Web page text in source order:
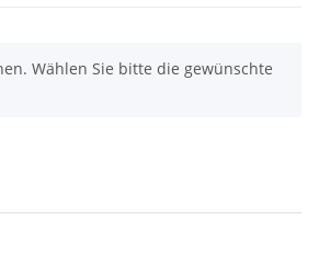
Wählen Sie bitte die gewünschte